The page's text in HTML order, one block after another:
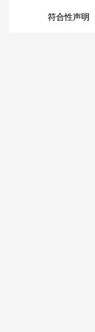
符合性声明